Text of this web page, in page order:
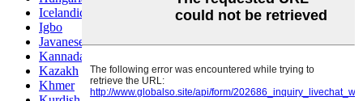
Icelandic
Igbo
Javanese
Kannada
Kazakh
Khmer